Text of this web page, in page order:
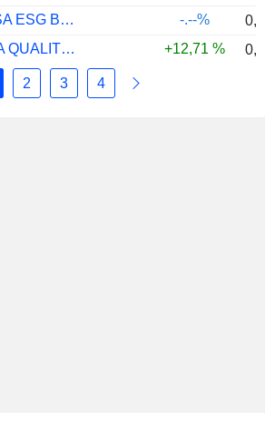
LYXOR MSCI USA ESG BROAD CTB (DR) UCITS ETF - DIST - EUR
-.--%
HSBC MSCI USA QUALITY UCITS ETF - USD
+12,71 %
2 3 4